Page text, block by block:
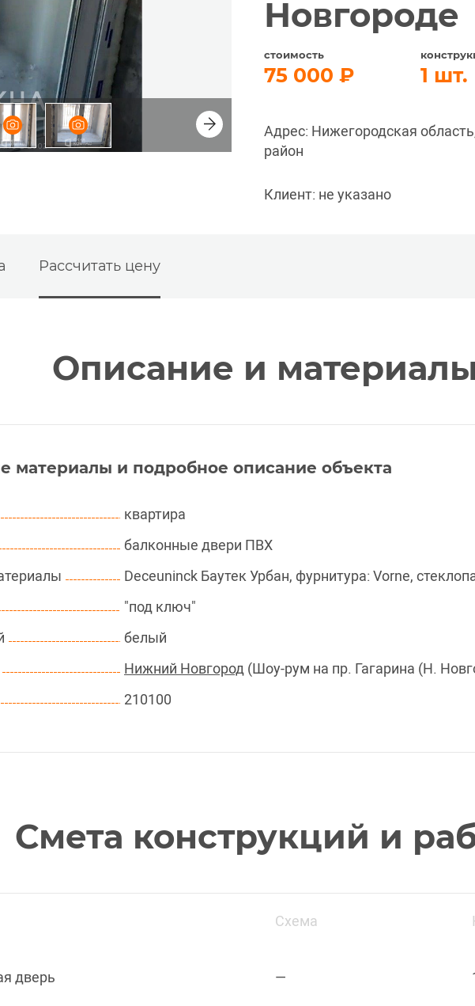
Новгороде
стоимость
75 000 1
Адрес: Нижегородская
район
Клиент: не указано
Рассчитать цену
Описание и материалы
материалы и подробное описание объекта
квартира
балконные двери ПВХ
Deceuninck Баутек Урбан, фурнитура: Vorne,
"под ключ"
белый
Нижний Новгород (Шоу-рум на пр. Гагарина (Н.
210100
Смета конструкций и
Схема
дверь —